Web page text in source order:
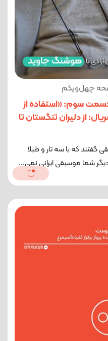
چهل‌ویکم
سوم: «استفاده از
از دلیران تنگستان تا
که با سه تار و طبلا
شما موسیقی ایرانی نمی‌...